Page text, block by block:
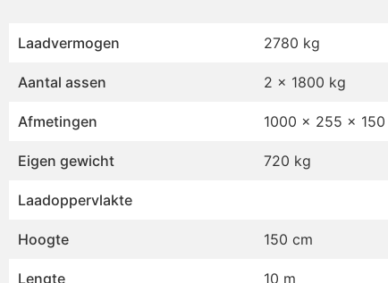
Laadvermogen 2780 kg
Aantal assen 2 x 1800 kg
Afmetingen 1000 x 255 x 150
Eigen gewicht 720 kg
Laadoppervlakte
Hoogte 150 cm
Lengte 10 m